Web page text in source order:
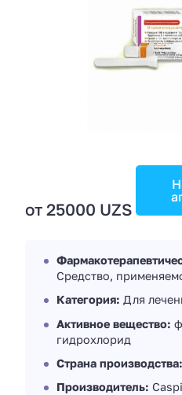
от 25000 UZS
Средство,
Категория: Для
Активное вещество:
гидрохлорид
Страна производства:
Производитель: